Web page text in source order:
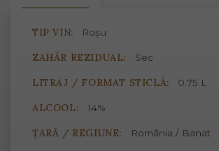
TIP VIN: Roșu
ZAHĂR REZIDUAL: Sec
LITRAJ / FORMAT STICLĂ: 0.75 L
ALCOOL: 14%
ȚARĂ / REGIUNE: România / Banat